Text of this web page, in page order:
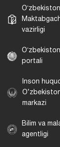
vazirligi
portali
Inson
markazi
Bilim va
agentligi